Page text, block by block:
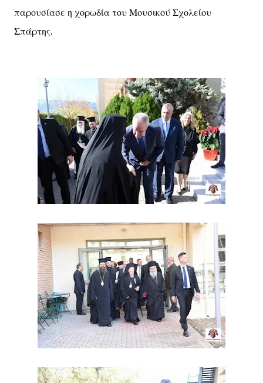
παρουσίασε η χορωδία του Μουσικού Σχολείου
Σπάρτης.